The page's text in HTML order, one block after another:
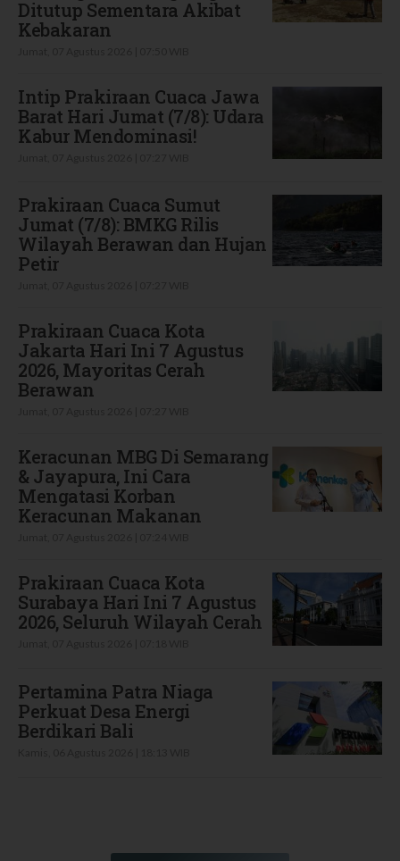
Ditutup Sementara Akibat
Kebakaran
Intip Prakiraan Cuaca Jawa
Barat Hari Jumat (7/8): Udara
Kabur Mendominasi!
Prakiraan Cuaca Sumut
Jumat (7/8): BMKG Rilis
Wilayah Berawan dan Hujan
Petir
Prakiraan Cuaca Kota
Jakarta Hari Ini 7 Agustus
2026, Mayoritas Cerah
Berawan
Keracunan MBG Di Semarang
& Jayapura, Ini Cara
Mengatasi Korban
Keracunan Makanan
Prakiraan Cuaca Kota
Surabaya Hari Ini 7 Agustus
2026, Seluruh Wilayah Cerah
Pertamina Patra Niaga
Perkuat Desa Energi
Berdikari Bali